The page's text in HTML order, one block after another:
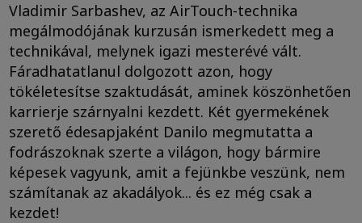
Vladimir Sarbashev, az AirTouch-technika
megálmodójának kurzusán ismerkedett meg a
technikával, melynek igazi mesterévé vált.
Fáradhatatlanul dolgozott azon, hogy
tökéletesítse szaktudását, aminek köszönhetően
karrierje szárnyalni kezdett. Két gyermekének
szerető édesapjaként Danilo megmutatta a
fodrászoknak szerte a világon, hogy bármire
képesek vagyunk, amit a fejünkbe veszünk, nem
számítanak az akadályok... és ez még csak a
kezdet!